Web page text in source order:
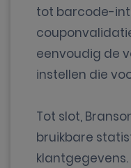
tot barcode-
eenvoudig de
instellen die
Tot slot,
bruikbare